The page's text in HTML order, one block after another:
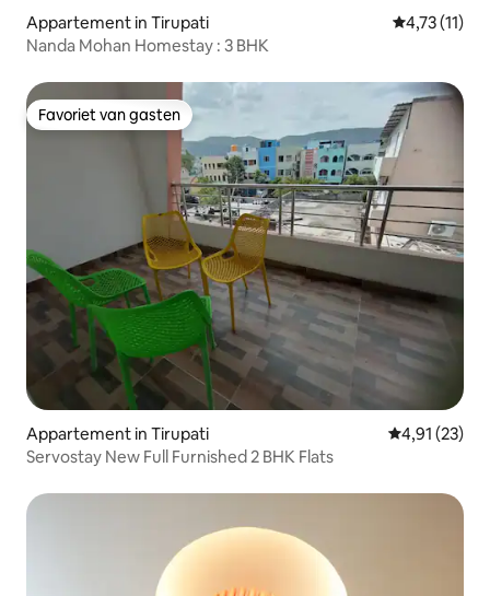
Appartement in Tirupati Gemiddelde
4,73 (11)
Nanda Mohan Homestay : 3 BHK
Favoriet van gasten
Favoriet van gasten
Appartement in Tirupati Gemiddelde
4,91 (23)
Servostay New Full Furnished 2 BHK Flats